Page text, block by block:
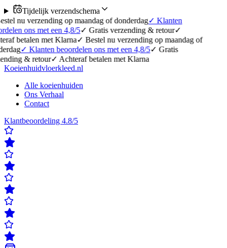
Tijdelijk verzendschema
op maandag of donderdag✓Klanten
een 4,8/5✓Gratis verzending & retour✓
met Klarna ✓Bestel nu verzending op maandag of
beoordelen ons met een 4,8/5✓Gratis
✓ Achteraf betalen met Klarna
Koeienhuidvloerkleed.nl
Alle koeienhuiden
Ons Verhaal
Contact
Klantbeoordeling 4.8/5